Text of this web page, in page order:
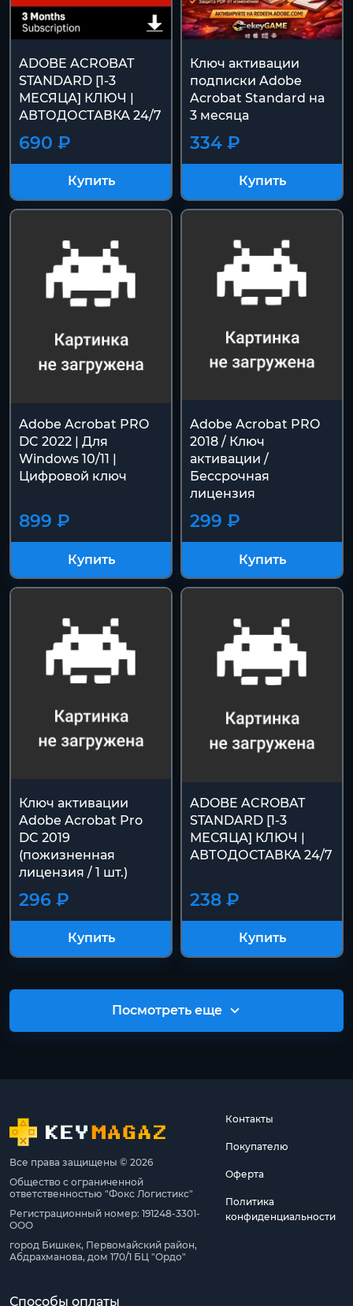
ADOBE ACROBAT
STANDARD [1-3
МЕСЯЦА] КЛЮЧ |
АВТОДОСТАВКА 24/7
690 ₽
Купить
Ключ активации
подписки Adobe
Acrobat Standard на
3 месяца
334 ₽
Купить
Adobe Acrobat PRO
DC 2022 | Для
Windows 10/11 |
Цифровой ключ
899 ₽
Купить
Adobe Acrobat PRO
2018 / Ключ
активации /
Бессрочная
лицензия
299 ₽
Купить
Ключ активации
Adobe Acrobat Pro
DC 2019
(пожизненная
лицензия / 1 шт.)
296 ₽
Купить
ADOBE ACROBAT
STANDARD [1-3
МЕСЯЦА] КЛЮЧ |
АВТОДОСТАВКА 24/7
238 ₽
Купить
Посмотреть еще
Все права защищены © 2026
Общество с ограниченной
ответственностью "Фокс Логистикс"
Регистрационный номер: 191248-3301-
ООО
город Бишкек, Первомайский район,
Абдрахманова, дом 170/1 БЦ "Ордо"
Контакты
Покупателю
Оферта
Политика
конфиденциальности
Способы оплаты